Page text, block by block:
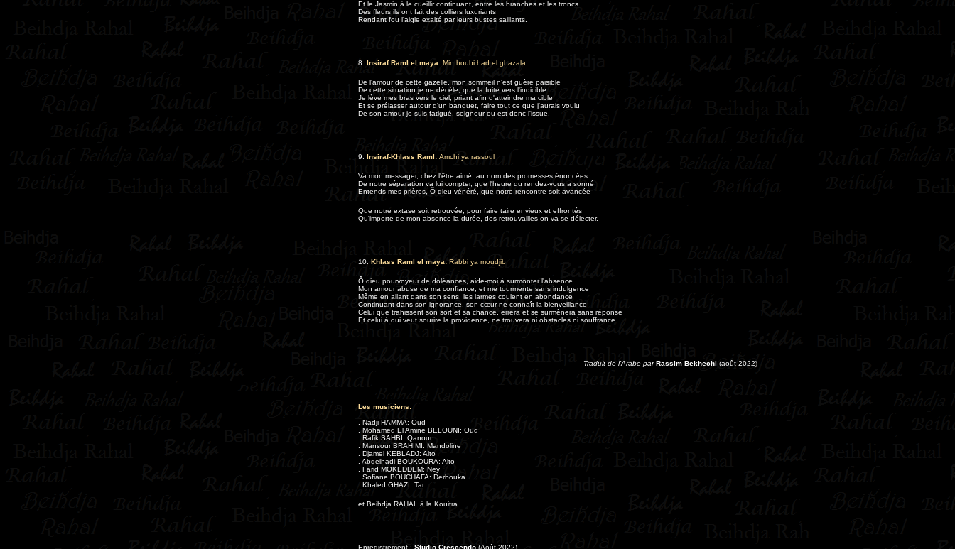
Et le Jasmin à le cueillir continuant, entre les branches et les troncs
Des fleurs ils ont fait des colliers luxuriants
Rendant fou l'aigle exalté par leurs bustes saillants.
8. Insiraf Raml el maya: Min houbi had el ghazala
De l'amour de cette gazelle, mon sommeil n'est guère paisible
De cette situation je ne décèle, que la fuite vers l'indicible
Je lève mes bras vers le ciel, priant afin d'atteindre ma cible
Et se prélasser autour d'un banquet, faire tout ce que j'aurais voulu
De son amour je suis fatigué, seigneur ou est donc l'issue
9. Insiraf-Khlass Raml: Amchi ya rassoul
Va mon messager, chez l'être aimé, au nom des promesses énoncées
De notre séparation va lui compter, que l'heure du rendez-vous a sonné
Entends mes prières, Ô dieu vénéré, que notre rencontre soit avancée
Que notre extase soit retrouvée, pour faire taire envieux et effrontés
Qu'importe de mon absence la durée, des retrouvailles on va se délecter.
10. Khlass Raml el maya: Rabbi ya moudjib
Ô dieu pourvoyeur de doléances, aide-moi à surmonter l'absence
Mon amour abuse de ma confiance, et me tourmente sans indulgence
Même en allant dans son sens, les larmes coulent en abondance
Continuant dans son ignorance, son cœur ne connaît la bienveillance
Celui que trahissent son sort et sa chance, errera et se surmènera sans réponse
Et celui à qui veut sourire la providence, ne trouvera ni obstacles ni souffrance.
Traduit de l'Arabe parRassim Bekhechi (août 2022)
Les musiciens:
. Nadji HAMMA: Oud
. Mohamed El Amine BELOUNI: Oud
. Rafik SAHBI: Qanoun
. Mansour BRAHIMI: Mandoline
. Djamel KEBLADJ: Alto
. Abdelhadi BOUKOURA: Alto
. Farid MOKEDDEM: Ney
. Sofiane BOUCHAFA: Derbouka
. Khaled GHAZI: Tar
et Beihdja RAHAL à la Kouitra.
Enregistrement : Studio Crescendo(Août 2022)